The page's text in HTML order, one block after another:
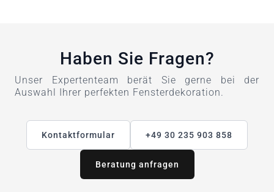
Haben Sie Fragen?
Unser Expertenteam berät Sie gerne bei der
Auswahl Ihrer perfekten Fensterdekoration.
Kontaktformular +49 30 235 903 858
Beratung anfragen